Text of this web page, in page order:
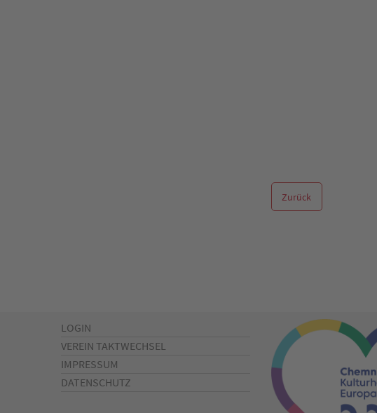
Zurück
LOGIN
VEREIN TAKTWECHSEL
IMPRESSUM
DATENSCHUTZ